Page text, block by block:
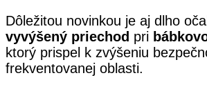
Dôležitou novinkou je aj dlho
vyvýšený priechod pri
ktorý prispel k zvýšeniu
frekventovanej oblasti.